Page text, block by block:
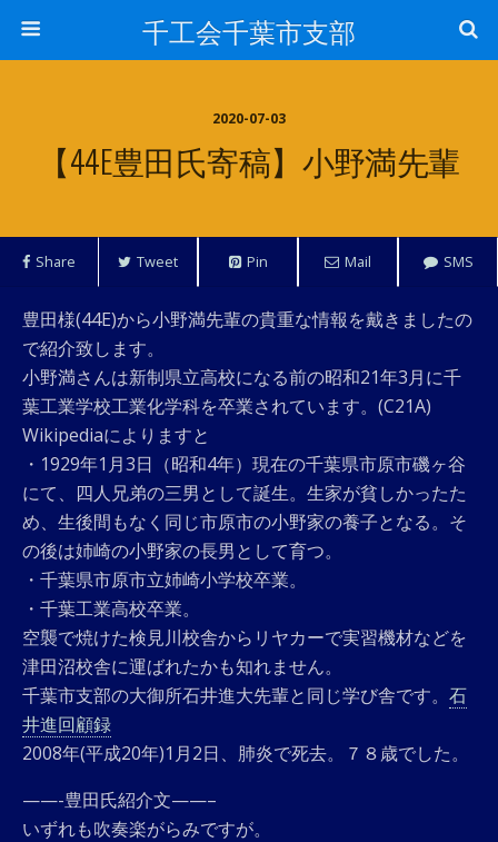
千工会千葉市支部
2020-07-03
【44E豊田氏寄稿】小野満先輩
Share Tweet Pin Mail SMS
豊田様(44E)から小野満先輩の貴重な情報を戴きましたの
で紹介致します。
小野満さんは新制県立高校になる前の昭和21年3月に千
葉工業学校工業化学科を卒業されています。(C21A)
Wikipediaによりますと
・1929年1月3日（昭和4年）現在の千葉県市原市磯ヶ谷
にて、四人兄弟の三男として誕生。生家が貧しかったた
め、生後間もなく同じ市原市の小野家の養子となる。そ
の後は姉崎の小野家の長男として育つ。
・千葉県市原市立姉崎小学校卒業。
・千葉工業高校卒業。
空襲で焼けた検見川校舎からリヤカーで実習機材などを
津田沼校舎に運ばれたかも知れません。
千葉市支部の大御所石井進大先輩と同じ学び舎です。 石
井進回顧録
2008年(平成20年)1月2日、肺炎で死去。７８歳でした。
——-豊田氏紹介文——–
いずれも吹奏楽がらみですが。